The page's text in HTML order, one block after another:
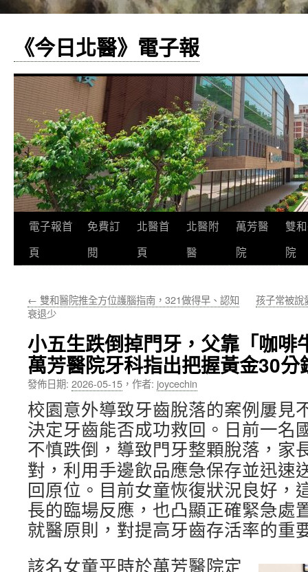
《今日北醫》電子報
跳
至
要
容
電子報首
頁
免費訂
閱
北醫首
頁
北醫附
醫
萬芳醫
院
雙
院
← 雙和醫院推全方位護腦指南，321做得早、認知
衰退少
孩子常被說
小五生跌倒掉門牙，父靠「咖啡
萬芳醫院牙科指出把握黃金30分
發佈日期: 2026-05-15 ， 作者: joycechin
校園意外導致牙齒脫落的案例屢見
決定牙齒能否成功救回。日前一名
不慎跌倒，導致門牙整顆脫落，家
對，利用手邊飲品應急保存並迅速
回原位。目前女童恢復狀況良好，
長的臨場反應，也凸顯正確緊急處
就醫原則，對提高牙齒存活率的重
該名女童平時於萬芳醫院定